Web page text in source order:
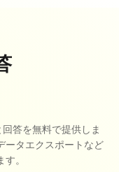
答を無料で提供しま
ータエクスポートなど
。